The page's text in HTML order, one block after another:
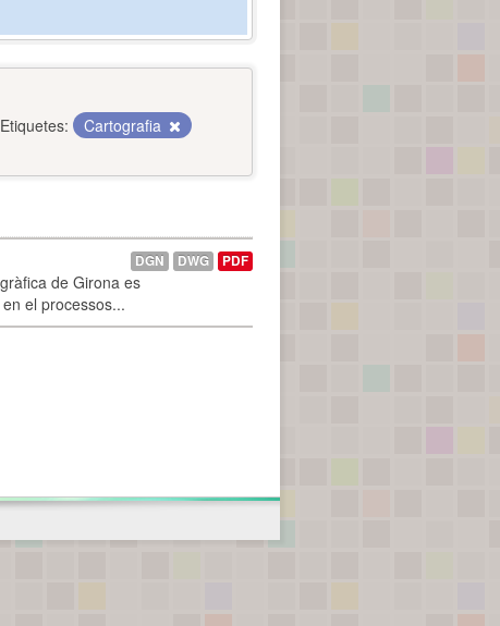
Etiquetes:
Cartografia
de Girona es
el processos...
DGN DWG PDF